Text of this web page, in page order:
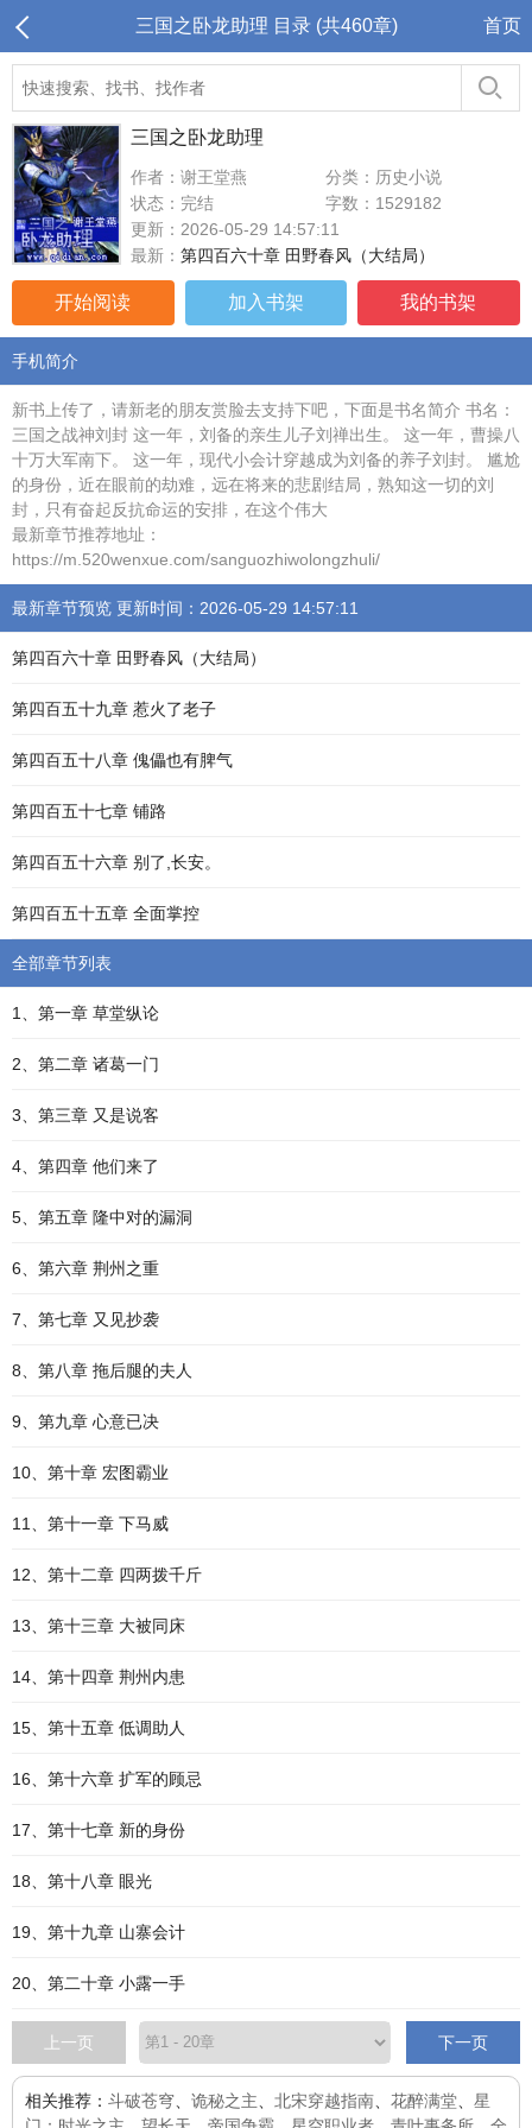
三国之卧龙助理 目录 (共460章) 首页
三国之卧龙助理
作者：谢王堂燕
分类：历史小说
状态：完结
字数：1529182
更新：2026-05-29 14:57:11
最新： 第四百六十章 田野春风（大结局）
开始阅读 加入书架 我的书架
手机简介
新书上传了，请新老的朋友赏脸去支持下吧，下面是书名简介 书名：
三国之战神刘封 这一年，刘备的亲生儿子刘禅出生。 这一年，曹操八
十万大军南下。 这一年，现代小会计穿越成为刘备的养子刘封。 尴尬
的身份，近在眼前的劫难，远在将来的悲剧结局，熟知这一切的刘
封，只有奋起反抗命运的安排，在这个伟大
最新章节推荐地址：
https://m.520wenxue.com/sanguozhiwolongzhuli/
最新章节预览 更新时间：2026-05-29 14:57:11
第四百六十章 田野春风（大结局）
第四百五十九章 惹火了老子
第四百五十八章 傀儡也有脾气
第四百五十七章 铺路
第四百五十六章 别了,长安。
第四百五十五章 全面掌控
全部章节列表
1、第一章 草堂纵论
2、第二章 诸葛一门
3、第三章 又是说客
4、第四章 他们来了
5、第五章 隆中对的漏洞
6、第六章 荆州之重
7、第七章 又见抄袭
8、第八章 拖后腿的夫人
9、第九章 心意已决
10、第十章 宏图霸业
11、第十一章 下马威
12、第十二章 四两拨千斤
13、第十三章 大被同床
14、第十四章 荆州内患
15、第十五章 低调助人
16、第十六章 扩军的顾忌
17、第十七章 新的身份
18、第十八章 眼光
19、第十九章 山寨会计
20、第二十章 小露一手
上一页 下一页
相关推荐： 斗破苍穹 诡秘之主 北宋穿越指南 花醉满堂
星